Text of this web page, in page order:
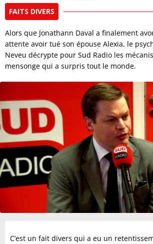
FAITS DIVERS
Alors que Jonathann Daval a finalement
attente avoir tué son épouse Alexia, le
Neveu décrypte pour Sud Radio les
mensonge qui a surpris tout le monde.
C’est un fait divers qui a eu un